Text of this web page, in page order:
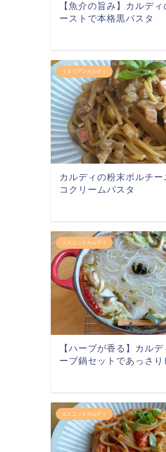
【魚介の旨み】カルデ
ーストで本格黒パスタ
イタリアンカルディ
カルディの粉末ポルチー
コクリームパスタ
エスニックカルディ
【ハーブが香る】カル
ーブ鍋セットであっさり
エスニックカルディ